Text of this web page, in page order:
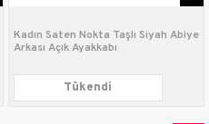
Tükendi
Kadın Saten Nokta Taşlı Siyah Abiye
Arkası Açık Ayakkabı